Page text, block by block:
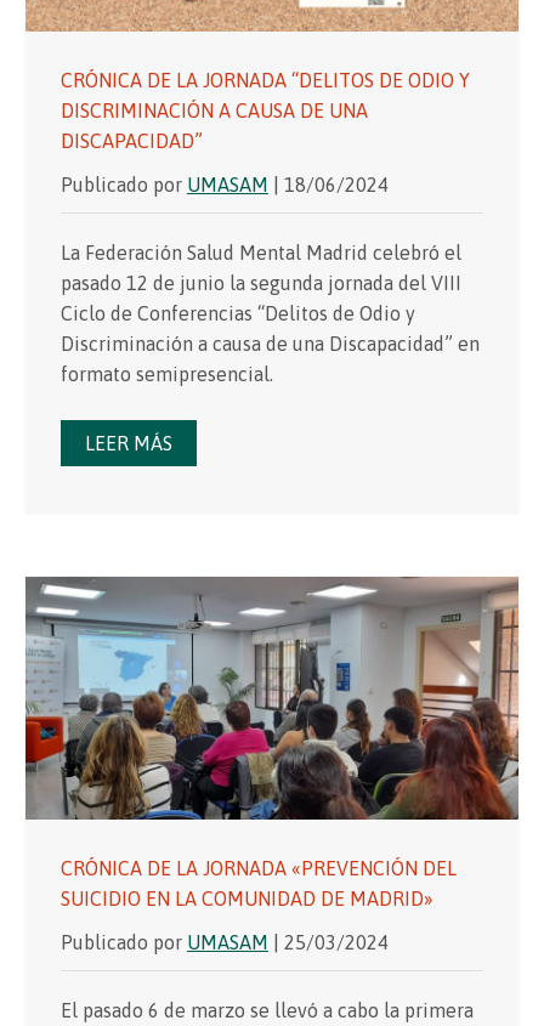
CRÓNICA DE LA JORNADA “DELITOS DE ODIO Y
DISCRIMINACIÓN A CAUSA DE UNA
DISCAPACIDAD”
Publicado por UMASAM | 18/06/2024
La Federación Salud Mental Madrid celebró el
pasado 12 de junio la segunda jornada del VIII
Ciclo de Conferencias “Delitos de Odio y
Discriminación a causa de una Discapacidad” en
formato semipresencial.
LEER MÁS
CRÓNICA DE LA JORNADA «PREVENCIÓN DEL
SUICIDIO EN LA COMUNIDAD DE MADRID»
Publicado por UMASAM | 25/03/2024
El pasado 6 de marzo se llevó a cabo la primera